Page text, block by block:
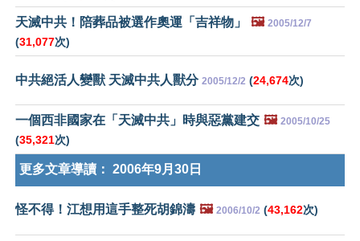
天滅中共！陪葬品被選作奧運「吉祥物」 🖼️ 2005/12/7
(31,077次)
中共絕活人變獸 天滅中共人獸分 2005/12/2 (24,674次)
一個西非國家在「天滅中共」時與惡黨建交 🖼️ 2005/10/25
(35,321次)
更多文章導讀： 2006年9月30日
怪不得！江想用這手整死胡錦濤 🖼️ 2006/10/2 (43,162次)